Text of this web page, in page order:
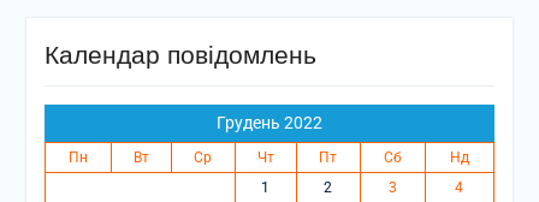
Календар повідомлень
Грудень 2022
Пн Вт Ср Чт Пт Сб
Нд
1
2 3
4